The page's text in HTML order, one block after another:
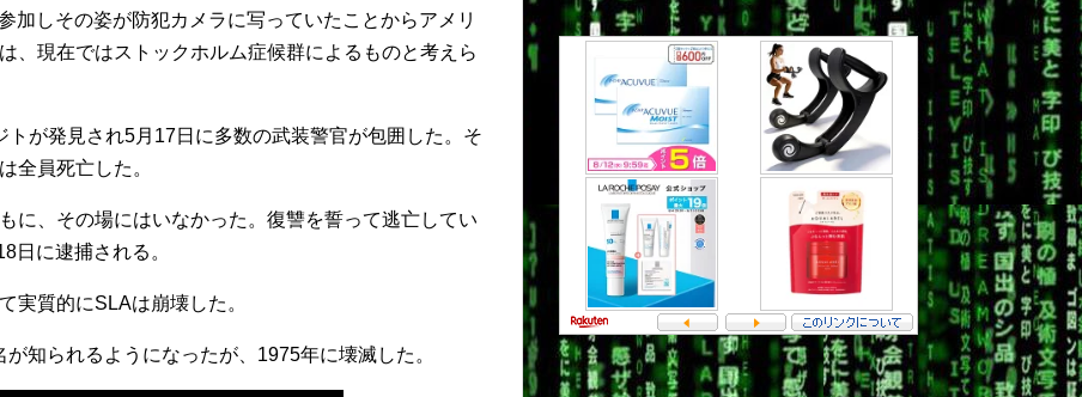
加しその姿が防犯カメラに写っていたことからアメリ
、現在ではストックホルム症候群によるものと考えら
トが発見され5月17日に多数の武装警官が包囲した。そ
全員死亡した。
に、その場にはいなかった。復讐を誓って逃亡してい
日に逮捕される。
実質的にSLAは崩壊した。
知られるようになったが、1975年に壊滅した。